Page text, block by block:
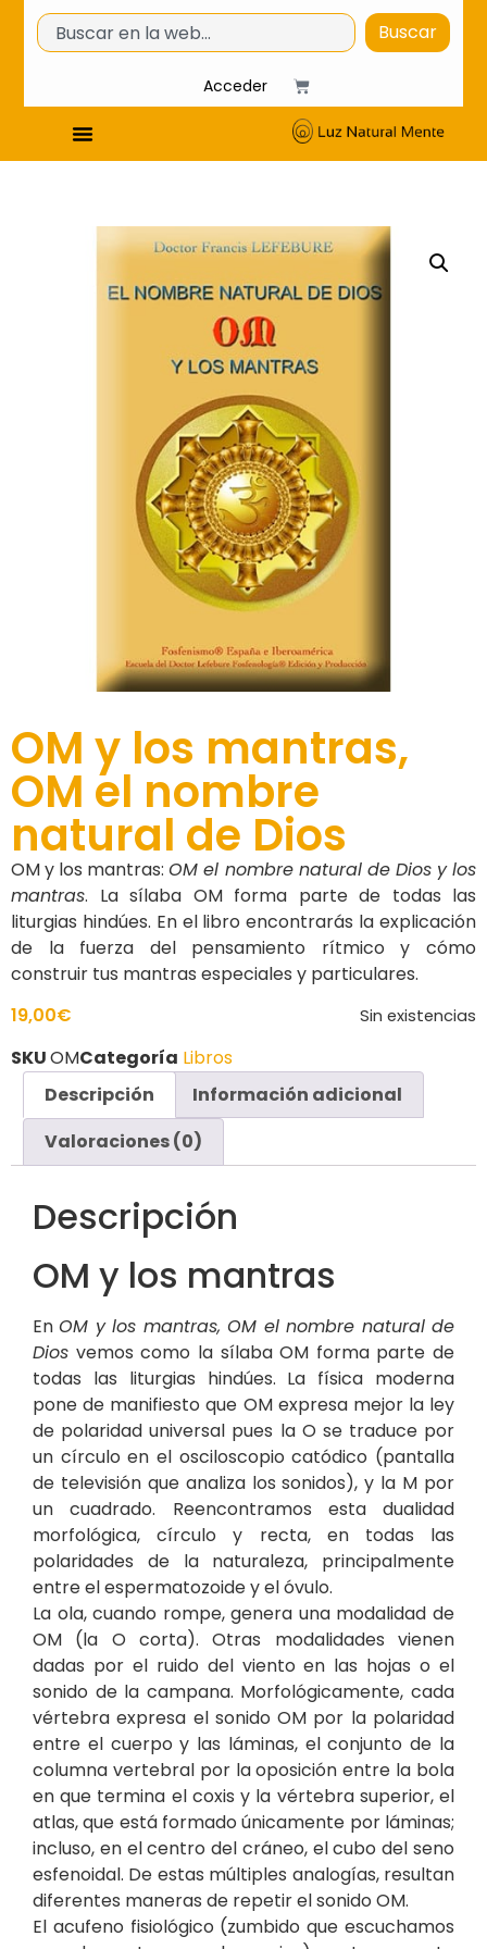
Buscar
Acceder
OM y los mantras,
OM el nombre
natural de Dios
OM y los mantras:OM el nombre natural de Dios y los
mantras. La sílaba OM forma parte de todas las
liturgias hindúes. En el libro encontrarás la explicación
de la fuerza del pensamiento rítmico y cómo
construir tus mantras especiales y particulares.
19,00€ Sin existencias
SKUOMCategoría Libros
Descripción
Información adicional
Valoraciones (0)
Descripción
OM y los mantras
EnOM y los mantras, OM el nombre natural de
Dios vemos como la sílaba OM forma parte de
todas las liturgias hindúes. La física moderna
pone de manifiesto que OM expresa mejor la ley
de polaridad universal pues la O se traduce por
un círculo en el osciloscopio catódico (pantalla
de televisión que analiza los sonidos), y la M por
un cuadrado. Reencontramos esta dualidad
morfológica, círculo y recta, en todas las
polaridades de la naturaleza, principalmente
entre el espermatozoide y el óvulo.
La ola, cuando rompe, genera una modalidad de
OM (la O corta). Otras modalidades vienen
dadas por el ruido del viento en las hojas o el
sonido de la campana. Morfológicamente, cada
vértebra expresa el sonido OM por la polaridad
entre el cuerpo y las láminas, el conjunto de la
columna vertebral por la oposición entre la bola
en que termina el coxis y la vértebra superior, el
atlas, que está formado únicamente por láminas;
incluso, en el centro del cráneo, el cubo del seno
esfenoidal. De estas múltiples analogías, resultan
diferentes maneras de repetir el sonido OM.
El acufeno fisiológico (zumbido que escuchamos